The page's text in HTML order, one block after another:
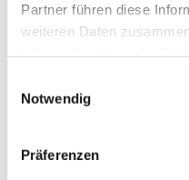
Partner führen diese
weiteren Daten
Notwendig
Präferenzen